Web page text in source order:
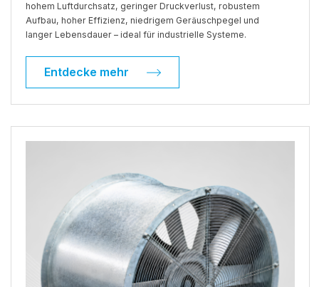
hohem Luftdurchsatz, geringer Druckverlust, robustem
Aufbau, hoher Effizienz, niedrigem Geräuschpegel und
langer Lebensdauer – ideal für industrielle Systeme.
Entdecke mehr